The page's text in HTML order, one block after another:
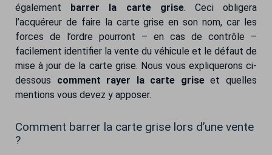
également barrer la carte grise. Ceci obligera
l’acquéreur de faire la carte grise en son nom, car les
forces de l’ordre pourront – en cas de contrôle –
facilement identifier la vente du véhicule et le défaut de
mise à jour de la carte grise. Nous vous expliquerons ci-
dessous comment rayer la carte griseet quelles
mentions vous devez y apposer.
Comment barrer la carte grise lors d’une vente
?